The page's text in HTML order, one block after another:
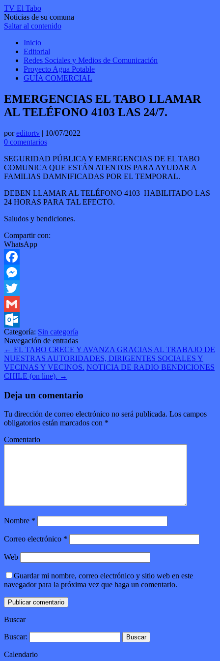
TV El Tabo
Noticias de su comuna
Saltar al contenido
Inicio
Editorial
Redes Sociales y Medios de Comunicación
Proyecto Agua Potable
GUÍA COMERCIAL
EMERGENCIAS EL TABO LLAMAR
AL TELÉFONO 4103 LAS 24/7.
poreditortv | 10/07/2022
0 comentarios
SEGURIDAD PÚBLICA Y EMERGENCIAS DE EL TABO
COMUNICA QUE ESTÁN ATENTOS PARA AYUDAR A
FAMILIAS DAMNIFICADAS POR EL TEMPORAL.
DEBEN LLAMAR AL TELÉFONO 4103 HABILITADO LAS
24 HORAS PARA TAL EFECTO.
Saludos y bendiciones.
Compartir con:
WhatsApp
Facebook
Messenger
Twitter
Gmail
Outlook.com
Categoría: Sin categoría
Navegación de entradas
← EL TABO CRECE Y AVANZA GRACIAS AL TRABAJO DE
NUESTRAS AUTORIDADES, DIRIGENTES SOCIALES Y
VECINAS Y VECINOS. NOTICIA DE RADIO BENDICIONES
CHILE (on line). →
Deja un comentario
Tu dirección de correo electrónico no será publicada. Los campos
obligatorios están marcados con *
Comentario
Nombre *
Correo electrónico *
Web
Guardar mi nombre, correo electrónico y sitio web en este
navegador para la próxima vez que haga un comentario.
Buscar
Buscar:
Calendario